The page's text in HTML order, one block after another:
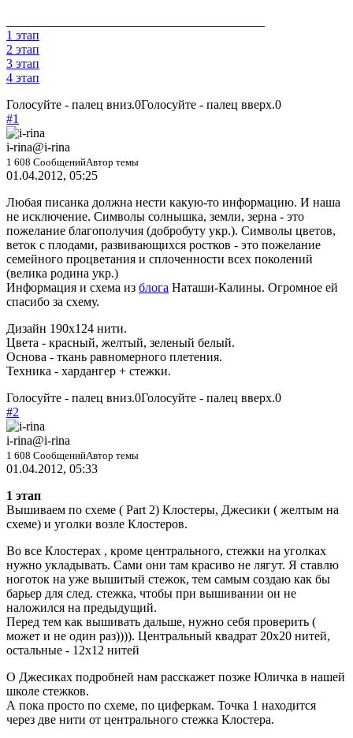
1 этап
2 этап
3 этап
4 этап
Голосуйте - палец вниз.0Голосуйте - палец вверх.0
#1
i-rina@i-rina
1 608 СообщенийАвтор темы
01.04.2012, 05:25
Любая писанка должна нести какую-то информацию. И наша
не исключение. Символы солнышка, земли, зерна - это
пожелание благополучия (добробуту укр.). Символы цветов,
веток с плодами, развивающихся ростков - это пожелание
семейного процветания и сплоченности всех поколений
(велика родина укр.)
Информация и схема из блога Наташи-Калины. Огромное ей
спасибо за схему.
Дизайн 190х124 нити.
Цвета - красный, желтый, зеленый белый.
Основа - ткань равномерного плетения.
Техника - хардангер + стежки.
Голосуйте - палец вниз.0Голосуйте - палец вверх.0
#2
i-rina@i-rina
1 608 СообщенийАвтор темы
01.04.2012, 05:33
1 этап
Вышиваем по схеме ( Part 2) Клостеры, Джесики ( желтым на
схеме) и уголки возле Клостеров.
Во все Клостерах , кроме центрального, стежки на уголках
нужно укладывать. Сами они там красиво не лягут. Я ставлю
ноготок на уже вышитый стежок, тем самым создаю как бы
барьер для след. стежка, чтобы при вышивании он не
наложился на предыдущий.
Перед тем как вышивать дальше, нужно себя проверить (
может и не один раз)))). Центральный квадрат 20х20 нитей,
остальные - 12х12 нитей
О Джесиках подробней нам расскажет позже Юличка в нашей
школе стежков.
А пока просто по схеме, по циферкам. Точка 1 находится
через две нити от центрального стежка Клостера.